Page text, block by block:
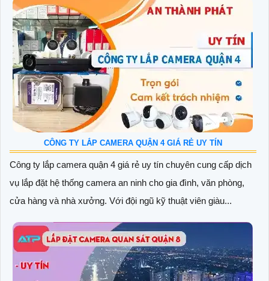
CÔNG TY LẮP CAMERA QUẬN 4 GIÁ RẺ UY TÍN
Công ty lắp camera quận 4 giá rẻ uy tín chuyên cung cấp dịch
vụ lắp đặt hệ thống camera an ninh cho gia đình, văn phòng,
cửa hàng và nhà xưởng. Với đội ngũ kỹ thuật viên giàu...